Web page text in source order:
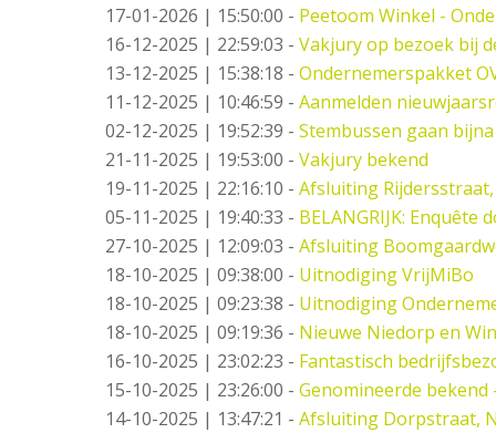
17-01-2026 | 15:50:00 - Peetoom Winkel -
16-12-2025 | 22:59:03 - Vakjury op bezoek bij
13-12-2025 | 15:38:18 - Ondernemerspakket
11-12-2025 | 10:46:59 - Aanmelden
02-12-2025 | 19:52:39 - Stembussen gaan
21-11-2025 | 19:53:00 - Vakjury bekend
19-11-2025 | 22:16:10 - Afsluiting
05-11-2025 | 19:40:33 - BELANGRIJK:
27-10-2025 | 12:09:03 - Afsluiting
18-10-2025 | 09:38:00 - Uitnodiging VrijMiBo
18-10-2025 | 09:23:38 - Uitnodiging
18-10-2025 | 09:19:36 - Nieuwe Niedorp en
16-10-2025 | 23:02:23 - Fantastisch
15-10-2025 | 23:26:00 - Genomineerde bekend
14-10-2025 | 13:47:21 - Afsluiting Dorpstraat,